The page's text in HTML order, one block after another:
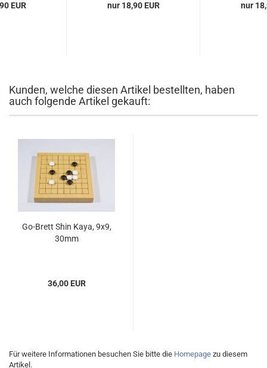
EUR nur 18,90 EUR nur
Kunden, welche diesen Artikel bestellten, haben
auch folgende Artikel gekauft:
Go-Brett Shin Kaya, 9x9,
30mm
36,00 EUR
Für weitere Informationen besuchen Sie bitte die Homepage zu diesem
Artikel.